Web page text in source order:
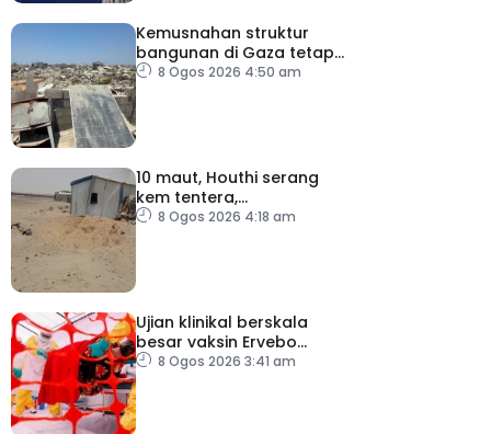
Kemusnahan struktur
bangunan di Gaza tetap
catat peningkatan
8 Ogos 2026 4:50 am
10 maut, Houthi serang
kem tentera,
penempatan pelarian
8 Ogos 2026 4:18 am
Ujian klinikal berskala
besar vaksin Ervebo
tangani wabak Ebola
8 Ogos 2026 3:41 am